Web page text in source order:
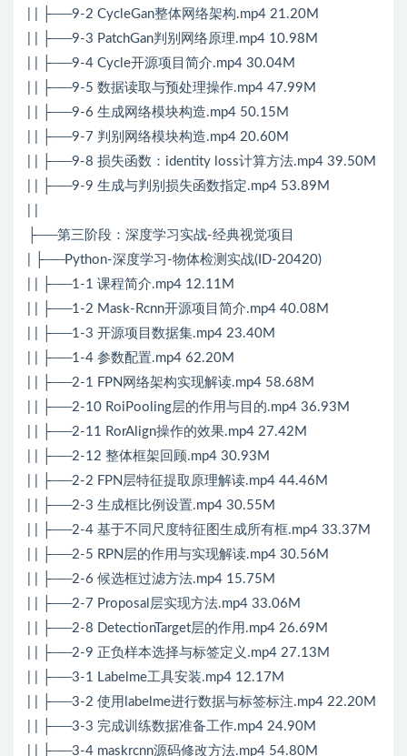
| | ├──9-2 CycleGan整体网络架构.mp4 21.20M
| | ├──9-3 PatchGan判别网络原理.mp4 10.98M
| | ├──9-4 Cycle开源项目简介.mp4 30.04M
| | ├──9-5 数据读取与预处理操作.mp4 47.99M
| | ├──9-6 生成网络模块构造.mp4 50.15M
| | ├──9-7 判别网络模块构造.mp4 20.60M
| | ├──9-8 损失函数：identity loss计算方法.mp4 39.50M
| | ├──9-9 生成与判别损失函数指定.mp4 53.89M
├──第三阶段：深度学习实战-经典视觉项目
| ├──Python-深度学习-物体检测实战(ID-20420)
| | ├──1-1 课程简介.mp4 12.11M
| | ├──1-2 Mask-Rcnn开源项目简介.mp4 40.08M
| | ├──1-3 开源项目数据集.mp4 23.40M
| | ├──1-4 参数配置.mp4 62.20M
| | ├──2-1 FPN网络架构实现解读.mp4 58.68M
| | ├──2-10 RoiPooling层的作用与目的.mp4 36.93M
| | ├──2-11 RorAlign操作的效果.mp4 27.42M
| | ├──2-12 整体框架回顾.mp4 30.93M
| | ├──2-2 FPN层特征提取原理解读.mp4 44.46M
| | ├──2-3 生成框比例设置.mp4 30.55M
| | ├──2-4 基于不同尺度特征图生成所有框.mp4 33.37M
| | ├──2-5 RPN层的作用与实现解读.mp4 30.56M
| | ├──2-6 候选框过滤方法.mp4 15.75M
| | ├──2-7 Proposal层实现方法.mp4 33.06M
| | ├──2-8 DetectionTarget层的作用.mp4 26.69M
| | ├──2-9 正负样本选择与标签定义.mp4 27.13M
| | ├──3-1 Labelme工具安装.mp4 12.17M
| | ├──3-2 使用labelme进行数据与标签标注.mp4 22.20M
| | ├──3-3 完成训练数据准备工作.mp4 24.90M
| | ├──3-4 maskrcnn源码修改方法.mp4 54.80M